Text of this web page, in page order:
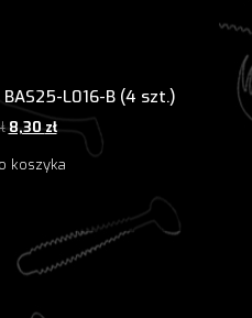
BAS25-L016-B (4 szt.)
Pierwotna
wynosiła:
8,30 złAktualna
cena
wynosi:
koszyka